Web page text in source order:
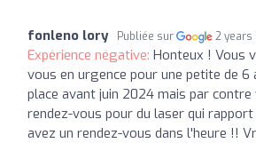
fonleno lory Publiée sur 2 years
Expérience négative: Honteux ! Vous
vous en urgence pour une petite de 6
place avant juin 2024 mais par
rendez-vous pour du laser qui
avez un rendez-vous dans l'heure !!